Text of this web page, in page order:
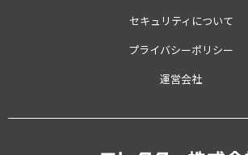
セキュリティについて
プライバシーポリシー
運営会社